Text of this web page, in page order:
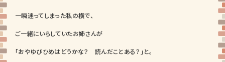
一瞬迷ってしまった私の横で、
ご一緒にいらしていたお姉さんが
「おやゆびひめはどうかな？ 読んだことある？」と。